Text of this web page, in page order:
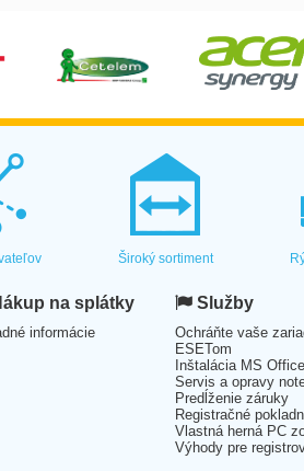
Široký sortiment
na splátky
informácie
Služby
Ochráňte vaše
ESETom
Inštalácia MS Office
Servis a opravy
Predĺženie záruky
Registračné
Vlastná herná PC
Výhody pre